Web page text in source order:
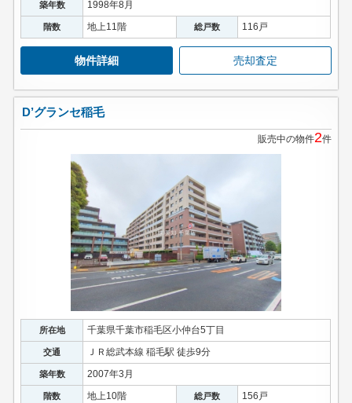
築年数 1998年8月
階数 地上11階 総戸数 116戸
物件詳細 売却査定
D’グランセ稲毛
販売中の物件2件
所在地 千葉県千葉市稲毛区小仲台5丁目
交通 ＪＲ総武本線 稲毛駅 徒歩9分
築年数 2007年3月
階数 地上10階 総戸数 156戸